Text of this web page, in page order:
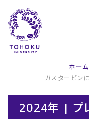
ホーム
ガスタービン
2024年 | プ